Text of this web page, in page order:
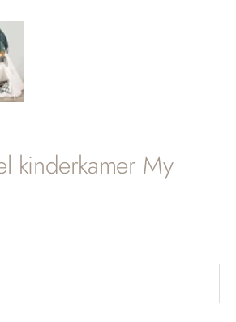
kinderkamer My